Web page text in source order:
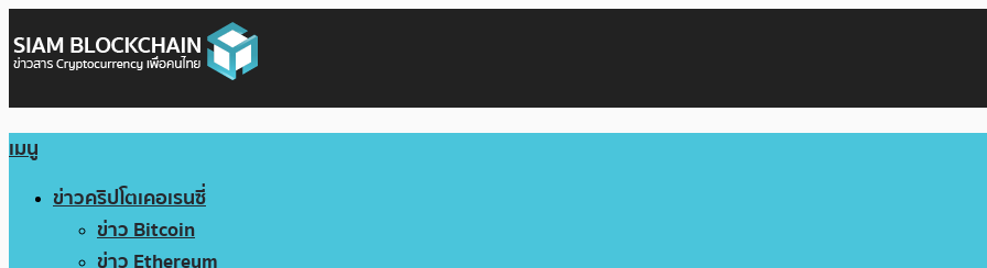
เมนู
ข่าวคริปโตเคอเรนซี่
ข่าว Bitcoin